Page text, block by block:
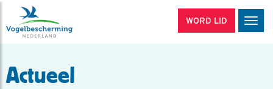
WORD LID
Actueel